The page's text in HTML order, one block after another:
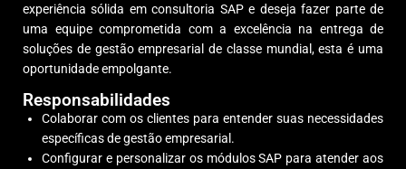
experiência sólida em consultoria SAP e deseja fazer parte de
uma equipe comprometida com a excelência na entrega de
soluções de gestão empresarial de classe mundial, esta é uma
oportunidade empolgante.
Responsabilidades
Colaborar com os clientes para entender suas necessidades
específicas de gestão empresarial.
Configurar e personalizar os módulos SAP para atender aos